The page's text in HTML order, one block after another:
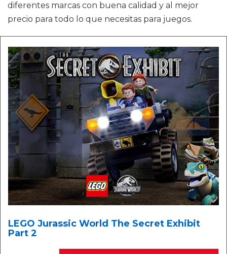
diferentes marcas con buena calidad y al mejor
precio para todo lo que necesitas para juegos.
LEGO Jurassic World The Secret Exhibit
Part 2